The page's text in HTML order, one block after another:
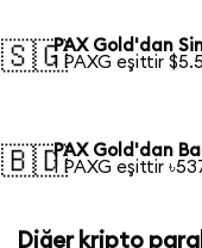
🇸🇬PAX Gold'dan
1 PAXG eşittir
🇧🇩PAX Gold'dan
1 PAXG eşittir
Diğer kripto